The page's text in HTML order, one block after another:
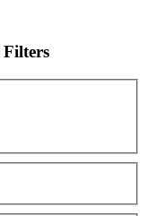
Filters